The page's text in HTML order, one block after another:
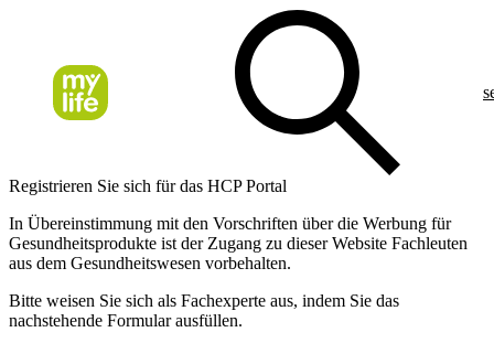
Registrieren Sie sich für das HCP Portal
In Übereinstimmung mit den Vorschriften über die Werbung für
Gesundheitsprodukte ist der Zugang zu dieser Website Fachleuten
aus dem Gesundheitswesen vorbehalten.
Bitte weisen Sie sich als Fachexperte aus, indem Sie das
nachstehende Formular ausfüllen.